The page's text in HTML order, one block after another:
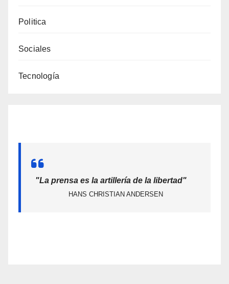
Politica
Sociales
Tecnología
"La prensa es la artillería de la libertad"
HANS CHRISTIAN ANDERSEN